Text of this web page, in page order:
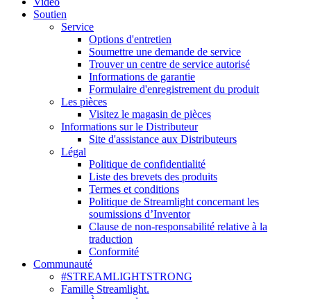
Soutien
Service
Options d'entretien
Soumettre une demande de service
Trouver un centre de service autorisé
Informations de garantie
Formulaire d'enregistrement du produit
Les pièces
Visitez le magasin de pièces
Informations sur le Distributeur
Site d'assistance aux Distributeurs
Légal
Politique de confidentialité
Liste des brevets des produits
Termes et conditions
Politique de Streamlight concernant les
soumissions d’Inventor
Clause de non-responsabilité relative à la
traduction
Conformité
Communauté
#STREAMLIGHTSTRONG
Famille Streamlight.